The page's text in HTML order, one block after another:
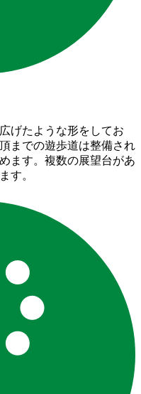
げたような形をしてお
までの遊歩道は整備され
ます。複数の展望台があ
す。